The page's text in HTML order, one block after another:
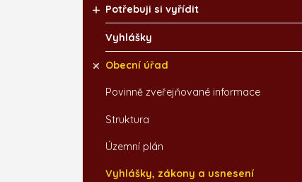
Potřebuji si vyřídit
Vyhlášky
Obecní úřad
Povinně zveřejňované informace
Struktura
Územní plán
Vyhlášky, zákony a usnesení